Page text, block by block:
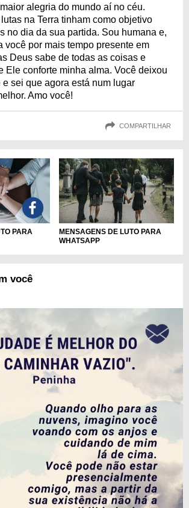
alegria do mundo aí no céu.
na Terra tinham como objetivo
no dia da sua partida. Sou humana e,
você por mais tempo presente em
Deus sabe de todas as coisas e
Ele conforte minha alma. Você deixou
e sei que agora está num lugar
Amo você!
COMPARTILHAR
PARA
MENSAGENS DE LUTO PARA
WHATSAPP
você